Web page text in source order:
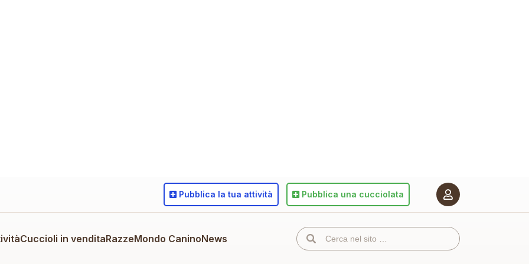
Cuccioli in venditaRazzeMondo CaninoNews
Pubblica la tua attività Pubblica una cucciolata